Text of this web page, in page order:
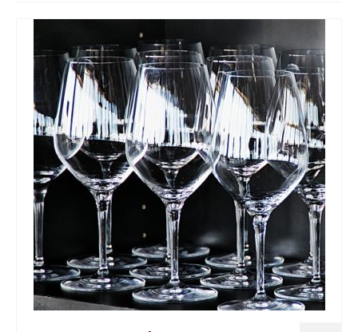
Histoire
Actualités
PRODUITS
Nos vins
Nos bières & cidres
Nos spiritueux
Autres produits
SERVICES
DÉGUSTER
Séances dégustation